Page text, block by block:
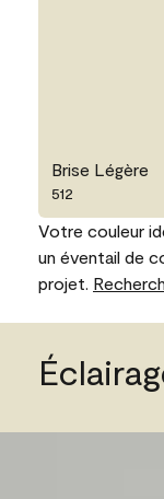
Brise Légère
512
Votre couleur
un éventail de
projet.